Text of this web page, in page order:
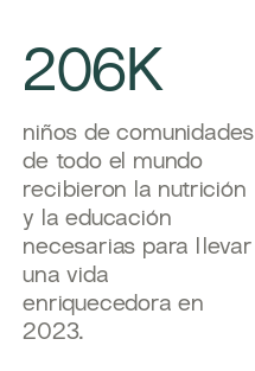
206K
​niños de comunidades
de todo el mundo
recibieron la nutrición
y la educación
necesarias para llevar
una vida
enriquecedora en
2023.